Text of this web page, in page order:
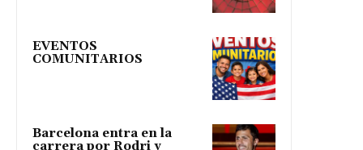
EVENTOS
COMUNITARIOS
Barcelona entra en la
carrera por Rodri y